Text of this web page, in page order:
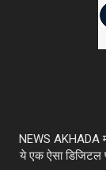
NEWS AKHADA
ये एक ऐसा डिजिटल